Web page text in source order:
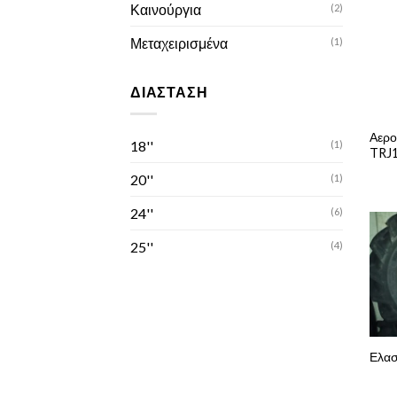
Καινούργια (2)
Μεταχειρισμένα (1)
ΔΙΆΣΤΑΣΗ
18'' (1)
20'' (1)
24'' (6)
25'' (4)